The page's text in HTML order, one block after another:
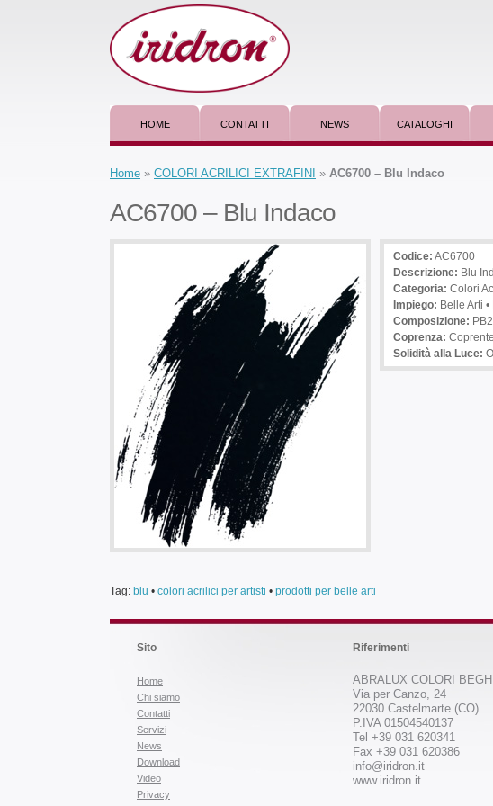
HOME CONTATTI NEWS CATALOGHI
Home » COLORI ACRILICI EXTRAFINI » AC6700 – Blu Indaco
AC6700 – Blu Indaco
Codice: AC6700
Descrizione: Blu
Categoria: Colori
Impiego: Belle Arti
Composizione:
Coprenza: Coprente
Solidità alla Luce:
Tag: blu • colori acrilici per artisti • prodotti per belle arti
Sito
Home
Chi siamo
Contatti
Servizi
News
Download
Video
Privacy
Riferimenti
ABRALUX COLORI
Via per Canzo, 24
22030 Castelmarte (CO)
P.IVA 01504540137
Tel +39 031 620341
Fax +39 031 620386
info@iridron.it
www.iridron.it